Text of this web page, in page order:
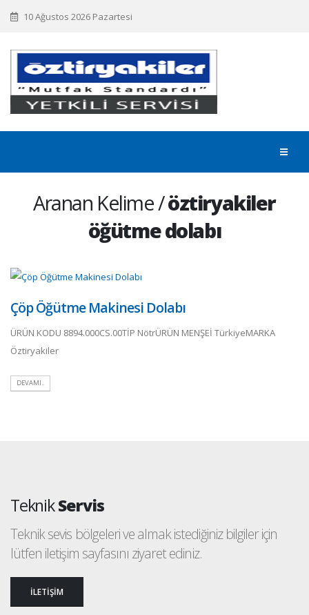
10 Ağustos 2026 Pazartesi
Aranan Kelime /öztiryakiler
öğütme dolabı
Çöp Öğütme Makinesi Dolabı
ÜRÜN KODU 8894.000CS.00TİP NötrÜRÜN MENŞEİ TürkiyeMARKA
Öztiryakiler
DEVAMI..
TeknikServis
Teknik sevis bölgeleri ve almak istediğiniz bilgiler için
lütfen iletişim sayfasını ziyaret ediniz.
İLETİŞİM